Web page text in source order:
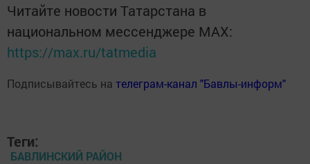
Читайте новости Татарстана в
национальном мессенджере MАХ:
https://max.ru/tatmedia
Подписывайтесь на телеграм-канал "Бавлы-информ"
Теги:
БАВЛИНСКИЙ РАЙОН